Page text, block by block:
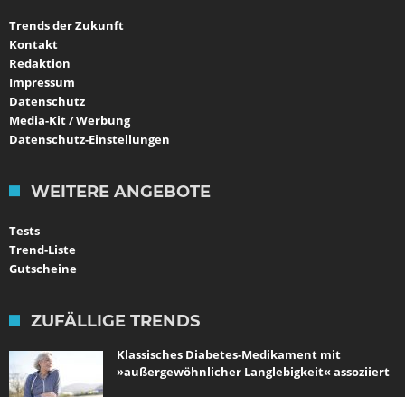
Trends der Zukunft
Kontakt
Redaktion
Impressum
Datenschutz
Media-Kit / Werbung
Datenschutz-Einstellungen
WEITERE ANGEBOTE
Tests
Trend-Liste
Gutscheine
ZUFÄLLIGE TRENDS
Klassisches Diabetes-Medikament mit
»außergewöhnlicher Langlebigkeit« assoziiert